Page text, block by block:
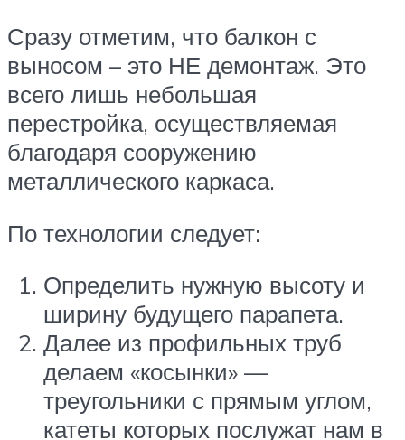
Сразу отметим, что балкон с
выносом – это НЕ демонтаж. Это
всего лишь небольшая
перестройка, осуществляемая
благодаря сооружению
металлического каркаса.
По технологии следует:
Определить нужную высоту и
ширину будущего парапета.
Далее из профильных труб
делаем «косынки» —
треугольники с прямым углом,
катеты которых послужат нам в